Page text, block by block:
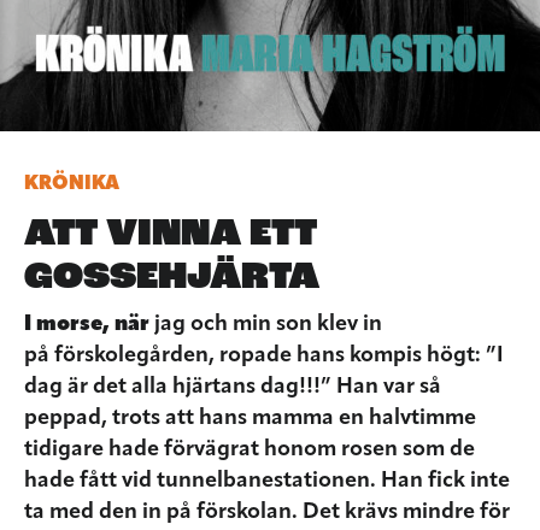
KRÖNIKA
ATT VINNA ETT
GOSSEHJÄRTA
I morse, när jag och min son klev in
på förskolegården, ropade hans kompis högt: ”I
dag är det alla hjärtans dag!!!” Han var så
peppad, trots att hans mamma en halvtimme
tidigare hade förvägrat honom rosen som de
hade fått vid tunnelbanestationen. Han fick inte
ta med den in på förskolan. Det krävs mindre för